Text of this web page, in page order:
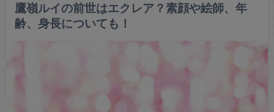
鷹嶺ルイの前世はエクレア？素顔や絵師、年
齢、身長についても！